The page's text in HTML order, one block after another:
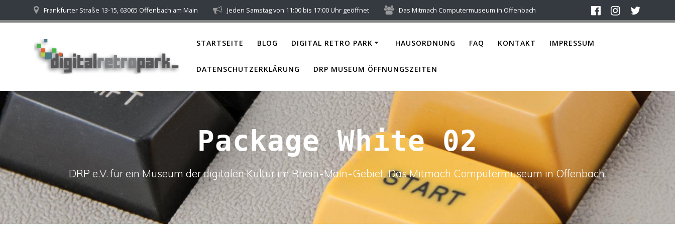
to
Frankfurter Straße 13-15, 63065 Offenbach am Main Jeden Samstag von 11:00 bis 17:00 Uhr geöffnet Das Mitmach Computermuseum in Offenbach
STARTSEITE BLOG DIGITAL RETRO PARK HAUSORDNUNG FAQ KONTAKT IMPRESSUM
DATENSCHUTZERKLÄRUNG DRP MUSEUM ÖFFNUNGSZEITEN
Package White 02
DRP e.V. für ein Museum der digitalen Kultur im Rhein-Main-Gebiet. Das Mitmach Computermuseum in Offenbach.